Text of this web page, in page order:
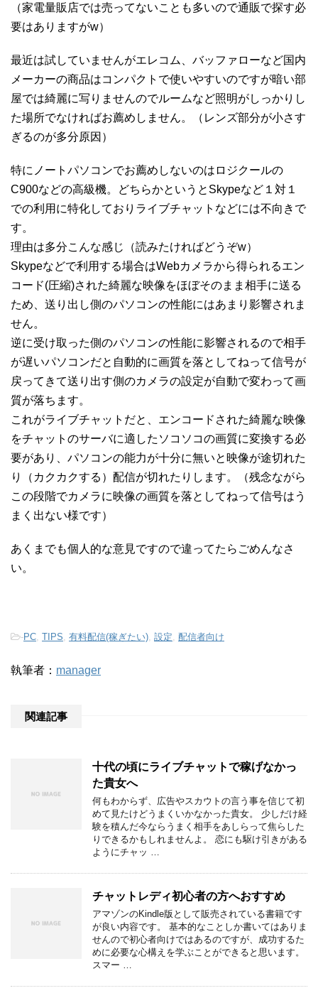
（家電量販店では売ってないことも多いので通販で探す必
要はありますがw）
最近は試していませんがエレコム、バッファローなど国内
メーカーの商品はコンパクトで使いやすいのですが暗い部
屋では綺麗に写りませんのでルームなど照明がしっかりし
た場所でなければお薦めしません。（レンズ部分が小さす
ぎるのが多分原因）
特にノートパソコンでお薦めしないのはロジクールの
C900などの高級機。どちらかというとSkypeなど１対１
での利用に特化しておりライブチャットなどには不向きで
す。
理由は多分こんな感じ（読みたければどうぞw）
Skypeなどで利用する場合はWebカメラから得られるエン
コード(圧縮)された綺麗な映像をほぼそのまま相手に送る
ため、送り出し側のパソコンの性能にはあまり影響されま
せん。
逆に受け取った側のパソコンの性能に影響されるので相手
が遅いパソコンだと自動的に画質を落としてねって信号が
戻ってきて送り出す側のカメラの設定が自動で変わって画
質が落ちます。
これがライブチャットだと、エンコードされた綺麗な映像
をチャットのサーバに適したソコソコの画質に変換する必
要があり、パソコンの能力が十分に無いと映像が途切れた
り（カクカクする）配信が切れたりします。（残念ながら
この段階でカメラに映像の画質を落としてねって信号はう
まく出ない様です）
あくまでも個人的な意見ですので違ってたらごめんなさ
い。
-PC TIPS 有料配信(稼ぎたい) 設定 配信者向け
執筆者： manager
関連記事
十代の頃にライブチャットで稼げなかっ
た貴女へ
何もわからず、広告やスカウトの言う事を信じて初
めて見たけどうまくいかなかった貴女。 少しだけ経
験を積んだ今ならうまく相手をあしらって焦らした
りできるかもしれませんよ。 恋にも駆け引きがある
ようにチャッ …
チャットレディ初心者の方へおすすめ
アマゾンのKindle版として販売されている書籍です
が良い内容です。 基本的なことしか書いてはありま
せんので初心者向けではあるのですが、成功するた
めに必要な心構えを学ぶことができると思います。
スマー …